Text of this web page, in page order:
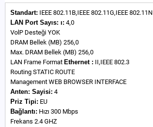
Standart: IEEE 802.11B,IEEE 802.11G,IEEE 802.11N
LAN Port Sayıs: ı: 4,0
VolP Desteği YOK
DRAM Bellek (MB) 256,0
Max. DRAM Bellek (MB) 256,0
LAN Frame Format Ethernet : II,IEEE 802.3
Routing STATIC ROUTE
Management WEB BROWSER INTERFACE
Anten: Sayisi: 4
Priz Tipi: EU
Bağlantı: Hızı 300 Mbps
Frekans 2.4 GHZ